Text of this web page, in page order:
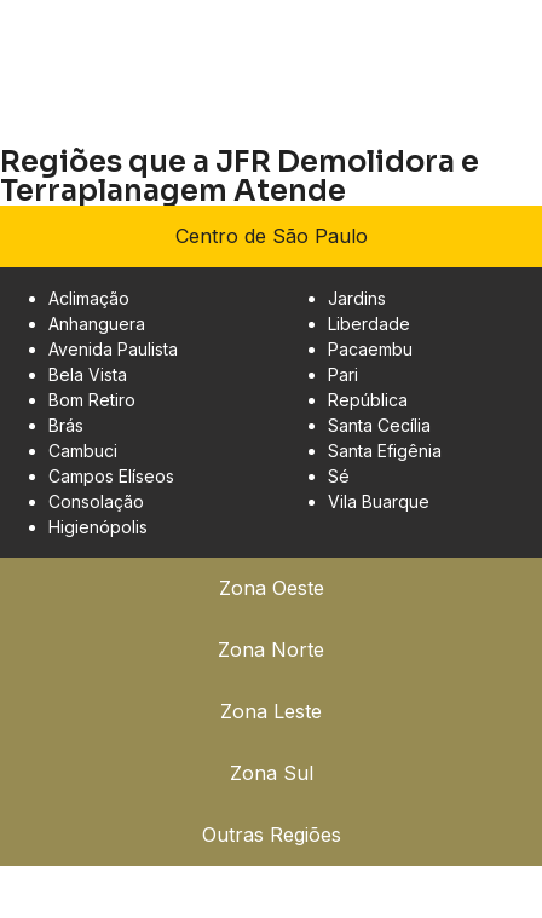
Regiões que a JFR Demolidora e
Terraplanagem Atende
Centro de São Paulo
Zona Oeste
Zona Norte
Zona Leste
Zona Sul
Outras Regiões
Aclimação
Anhanguera
Avenida Paulista
Bela Vista
Bom Retiro
Brás
Cambuci
Campos Elíseos
Consolação
Higienópolis
Jardins
Liberdade
Pacaembu
Pari
República
Santa Cecília
Santa Efigênia
Sé
Vila Buarque